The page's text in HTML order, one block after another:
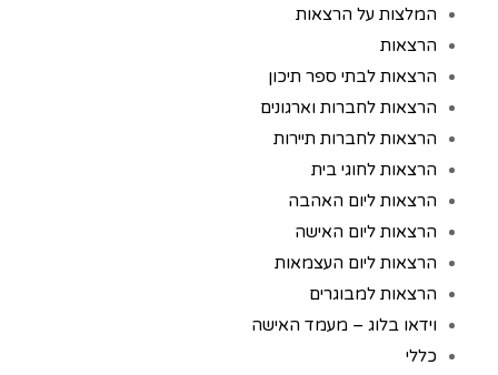
המלצות על הרצאות
הרצאות
הרצאות לבתי ספר תיכון
הרצאות לחברות וארגונים
הרצאות לחברות תיירות
הרצאות לחוגי בית
הרצאות ליום האהבה
הרצאות ליום האישה
הרצאות ליום העצמאות
הרצאות למבוגרים
וידאו בלוג – מעמד האישה
כללי